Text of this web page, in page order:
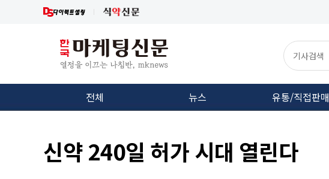
전체 뉴스 유통/직접판매
신약 240일 허가 시대 열린다